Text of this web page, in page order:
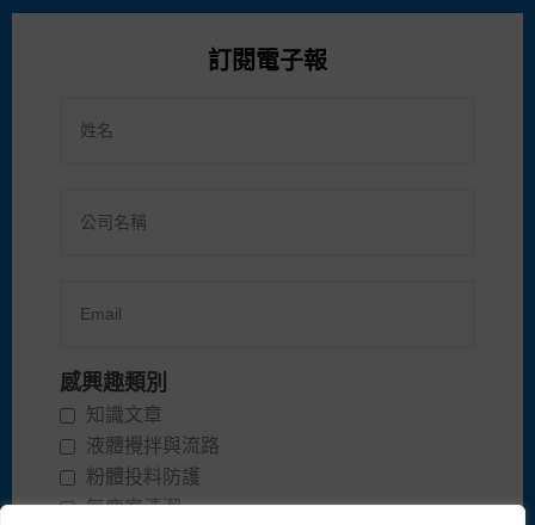
訂閱電子報
感興趣類別
知識文章
液體攪拌與流路
粉體投料防護
無塵室清潔